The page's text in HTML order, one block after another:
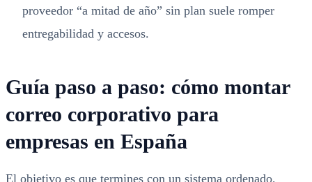
proveedor “a mitad de año” sin plan suele romper
entregabilidad y accesos.
Guía paso a paso: cómo montar
correo corporativo para
empresas en España
El objetivo es que termines con un sistema ordenado,